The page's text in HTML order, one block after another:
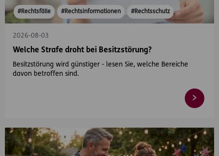
#Rechtsfälle #Rechtsinformationen #Rechtsschutz
2026-08-03
Welche Strafe droht bei Besitzstörung?
Besitzstörung wird günstiger - lesen Sie, welche Bereiche
davon betroffen sind.